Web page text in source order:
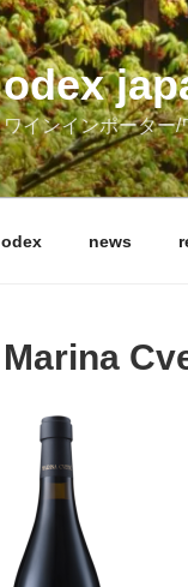
odex
ワインインポーター
odex news
Marina